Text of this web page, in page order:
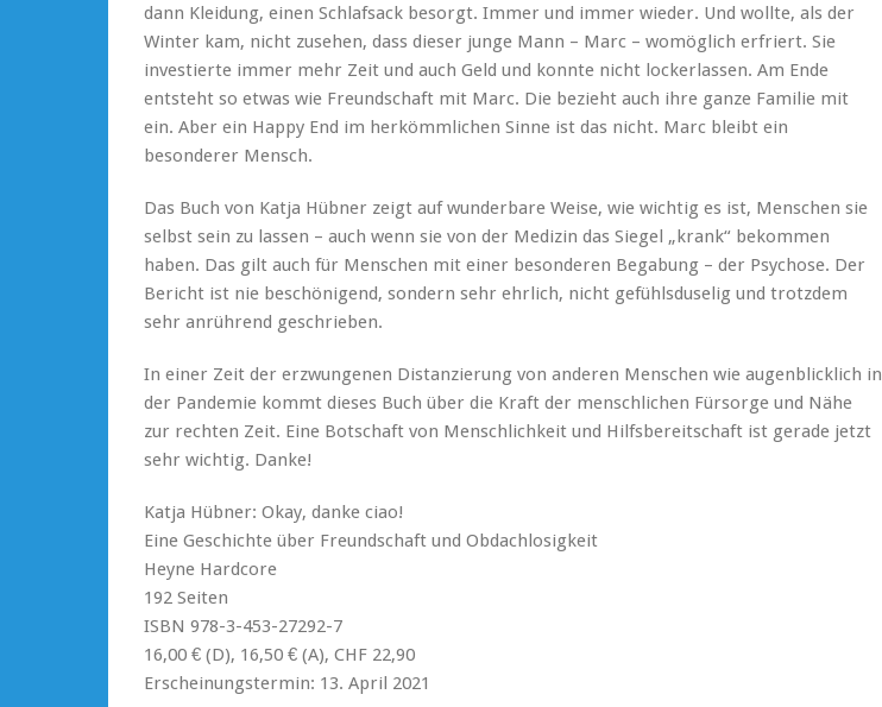
dann Kleidung, einen Schlafsack besorgt. Immer und immer wieder. Und wollte, als der
Winter kam, nicht zusehen, dass dieser junge Mann – Marc – womöglich erfriert. Sie
investierte immer mehr Zeit und auch Geld und konnte nicht lockerlassen. Am Ende
entsteht so etwas wie Freundschaft mit Marc. Die bezieht auch ihre ganze Familie mit
ein. Aber ein Happy End im herkömmlichen Sinne ist das nicht. Marc bleibt ein
besonderer Mensch.
Das Buch von Katja Hübner zeigt auf wunderbare Weise, wie wichtig es ist, Menschen sie
selbst sein zu lassen – auch wenn sie von der Medizin das Siegel „krank“ bekommen
haben. Das gilt auch für Menschen mit einer besonderen Begabung – der Psychose. Der
Bericht ist nie beschönigend, sondern sehr ehrlich, nicht gefühlsduselig und trotzdem
sehr anrührend geschrieben.
In einer Zeit der erzwungenen Distanzierung von anderen Menschen wie augenblicklich in
der Pandemie kommt dieses Buch über die Kraft der menschlichen Fürsorge und Nähe
zur rechten Zeit. Eine Botschaft von Menschlichkeit und Hilfsbereitschaft ist gerade jetzt
sehr wichtig. Danke!
Katja Hübner: Okay, danke ciao!
Eine Geschichte über Freundschaft und Obdachlosigkeit
Heyne Hardcore
192 Seiten
ISBN 978-3-453-27292-7
16,00 € (D), 16,50 € (A), CHF 22,90
Erscheinungstermin: 13. April 2021